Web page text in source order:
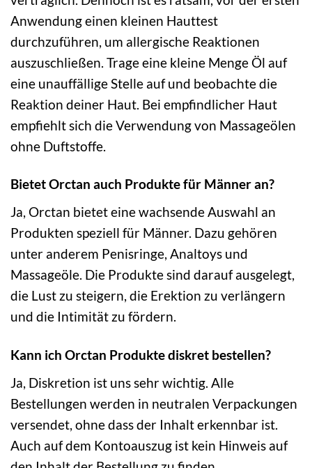
Anwendung einen kleinen Hauttest
durchzuführen, um allergische Reaktionen
auszuschließen. Trage eine kleine Menge Öl auf
eine unauffällige Stelle auf und beobachte die
Reaktion deiner Haut. Bei empfindlicher Haut
empfiehlt sich die Verwendung von Massageölen
ohne Duftstoffe.
Bietet Orctan auch Produkte für Männer an?
Ja, Orctan bietet eine wachsende Auswahl an
Produkten speziell für Männer. Dazu gehören
unter anderem Penisringe, Analtoys und
Massageöle. Die Produkte sind darauf ausgelegt,
die Lust zu steigern, die Erektion zu verlängern
und die Intimität zu fördern.
Kann ich Orctan Produkte diskret bestellen?
Ja, Diskretion ist uns sehr wichtig. Alle
Bestellungen werden in neutralen Verpackungen
versendet, ohne dass der Inhalt erkennbar ist.
Auch auf dem Kontoauszug ist kein Hinweis auf